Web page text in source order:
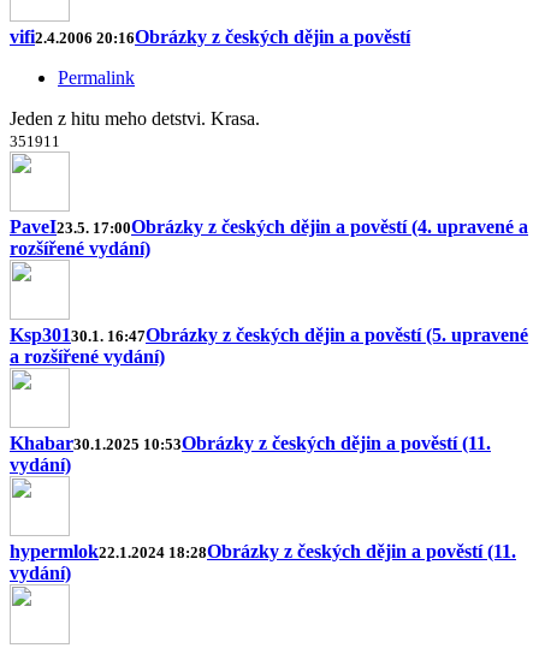
vifi2.4.2006 20:16Obrázky z českých dějin a pověstí
Permalink
Jeden z hitu meho detstvi. Krasa.
351911
PaveI23.5. 17:00Obrázky z českých dějin a pověstí (4. upravené a
rozšířené vydání)
Ksp30130.1. 16:47Obrázky z českých dějin a pověstí (5. upravené
a rozšířené vydání)
Khabar30.1.2025 10:53Obrázky z českých dějin a pověstí (11.
vydání)
hypermlok22.1.2024 18:28Obrázky z českých dějin a pověstí (11.
vydání)